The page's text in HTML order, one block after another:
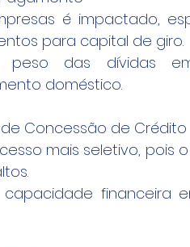
é impactado,
para capital de giro.
peso das dívidas
doméstico.
de Concessão de Crédito
mais seletivo, pois
financeira